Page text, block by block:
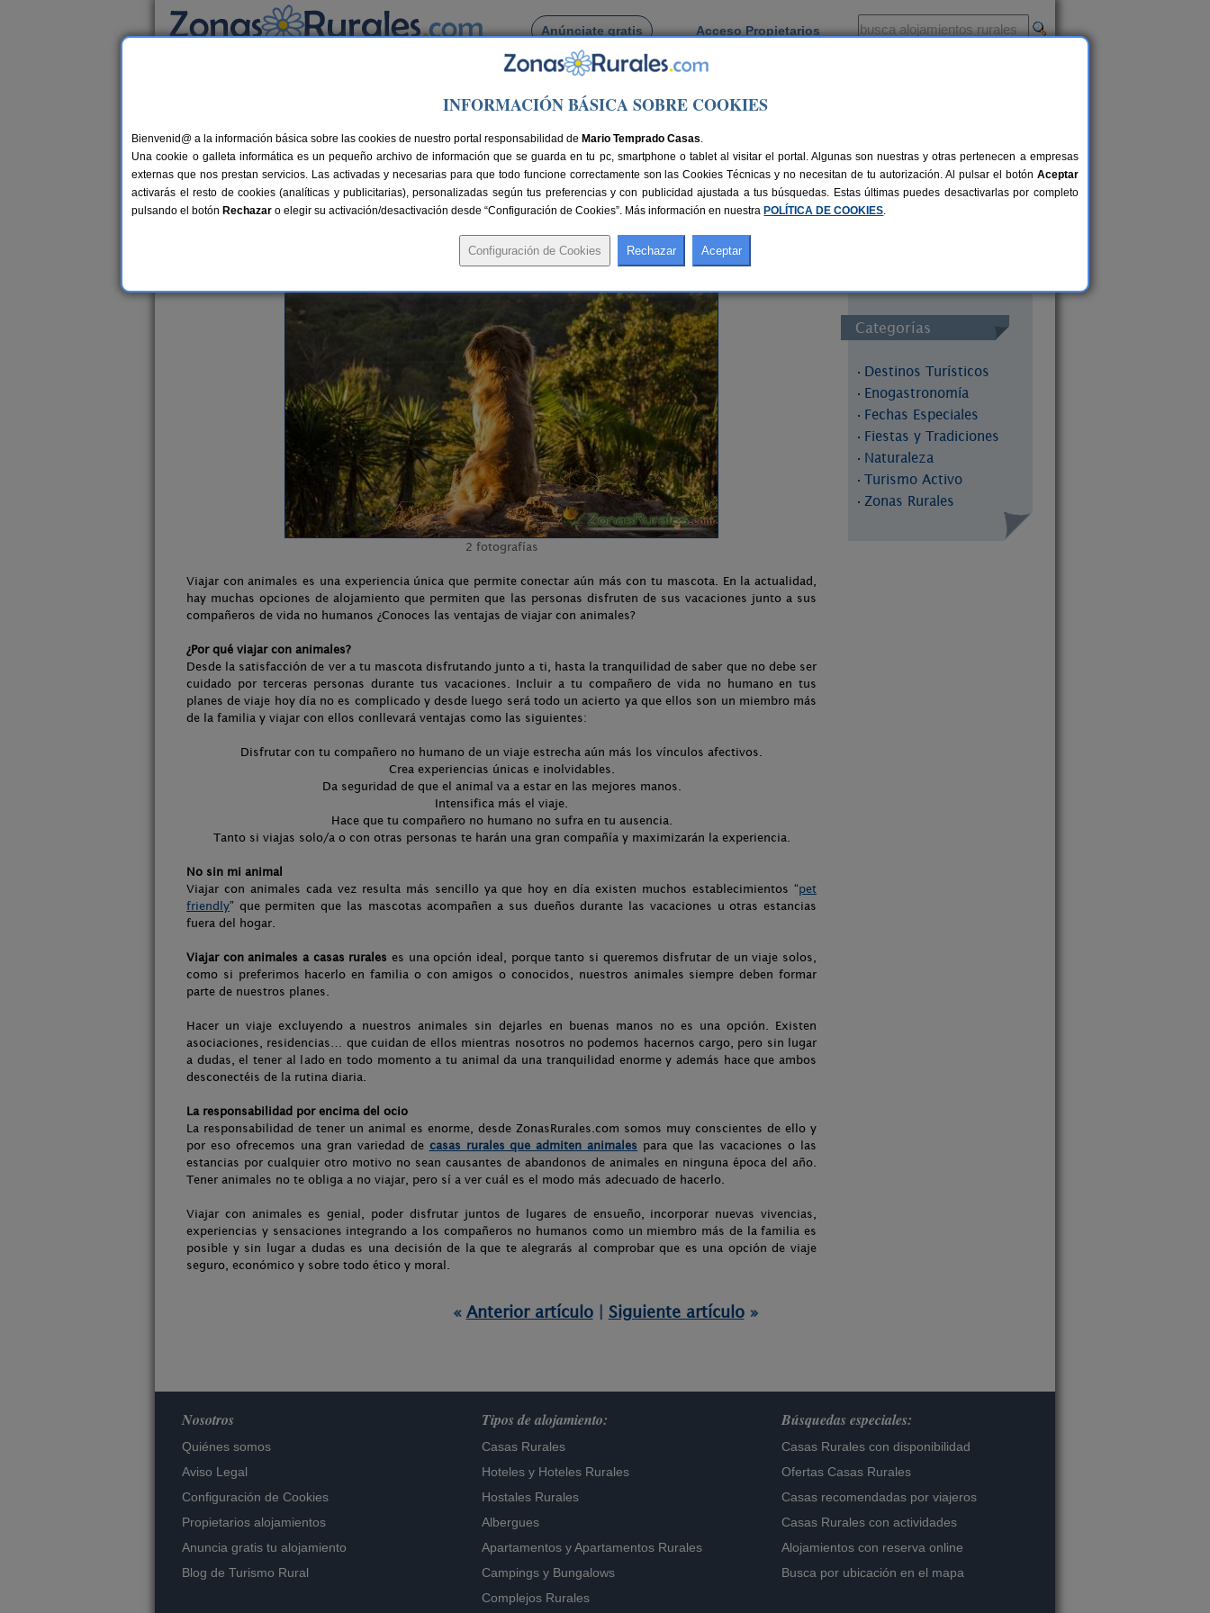
Anúnciate gratis Acceso Propietarios
Busca por pueblo
Turismo Activo> Las ventajas de viajar con animales
Blog de Turismo Rural
Las ventajas de viajar con animales
Sergio Delgado
2 fotografías
Viajar con animales es una experiencia única que permite conectar aún más con tu mascota. En la actualidad,
hay muchas opciones de alojamiento que permiten que las personas disfruten de sus vacaciones junto a sus
compañeros de vida no humanos ¿Conoces las ventajas de viajar con animales?
¿Por qué viajar con animales?
Desde la satisfacción de ver a tu mascota disfrutando junto a ti, hasta la tranquilidad de saber que no debe ser
cuidado por terceras personas durante tus vacaciones. Incluir a tu compañero de vida no humano en tus
planes de viaje hoy día no es complicado y desde luego será todo un acierto ya que ellos son un miembro más
de la familia y viajar con ellos conllevará ventajas como las siguientes:
Disfrutar con tu compañero no humano de un viaje estrecha aún más los vínculos afectivos.
Crea experiencias únicas e inolvidables.
Da seguridad de que el animal va a estar en las mejores manos.
Intensifica más el viaje.
Hace que tu compañero no humano no sufra en tu ausencia.
Tanto si viajas solo/a o con otras personas te harán una gran compañía y maximizarán la experiencia.
No sin mi animal
Viajar con animales cada vez resulta más sencillo ya que hoy en día existen muchos establecimientos “pet
friendly” que permiten que las mascotas acompañen a sus dueños durante las vacaciones u otras estancias
fuera del hogar.
Viajar con animales a casas rurales es una opción ideal, porque tanto si queremos disfrutar de un viaje solos,
como si preferimos hacerlo en familia o con amigos o conocidos, nuestros animales siempre deben formar
parte de nuestros planes.
Hacer un viaje excluyendo a nuestros animales sin dejarles en buenas manos no es una opción. Existen
asociaciones, residencias… que cuidan de ellos mientras nosotros no podemos hacernos cargo, pero sin lugar
a dudas, el tener al lado en todo momento a tu animal da una tranquilidad enorme y además hace que ambos
desconectéis de la rutina diaria.
La responsabilidad por encima del ocio
La responsabilidad de tener un animal es enorme, desde ZonasRurales.com somos muy conscientes de ello y
por eso ofrecemos una gran variedad de casas rurales que admiten animales para que las vacaciones o las
estancias por cualquier otro motivo no sean causantes de abandonos de animales en ninguna época del año.
Tener animales no te obliga a no viajar, pero sí a ver cuál es el modo más adecuado de hacerlo.
Viajar con animales es genial, poder disfrutar juntos de lugares de ensueño, incorporar nuevas vivencias,
experiencias y sensaciones integrando a los compañeros no humanos como un miembro más de la familia es
posible y sin lugar a dudas es una decisión de la que te alegrarás al comprobar que es una opción de viaje
seguro, económico y sobre todo ético y moral.
Redes Sociales
Categorías
· Destinos Turísticos
· Enogastronomía
· Fechas Especiales
· Fiestas y Tradiciones
· Naturaleza
· Turismo Activo
· Zonas Rurales
« Anterior artículo| Siguiente artículo»
Nosotros
Quiénes somos
Aviso Legal
Configuración de Cookies
Propietarios alojamientos
Anuncia gratis tu alojamiento
Blog de Turismo Rural
Tipos de alojamiento:
Casas Rurales
Hoteles y Hoteles Rurales
Hostales Rurales
Albergues
Apartamentos yApartamentos Rurales
Campings y Bungalows
Complejos Rurales
Búsquedas especiales:
Casas Rurales con disponibilidad
Ofertas Casas Rurales
Casas recomendadas por viajeros
Casas Rurales con actividades
Alojamientos con reserva online
Busca por ubicación en el mapa
INFORMACIÓN BÁSICA SOBRE COOKIES
Bienvenid@ a la información básica sobre las cookies de nuestro portal responsabilidad de Mario Temprado Casas.
Una cookie o galleta informática es un pequeño archivo de información que se guarda en tu pc, smartphone o tablet al visitar el portal. Algunas son nuestras y otras pertenecen a empresas
externas que nos prestan servicios. Las activadas y necesarias para que todo funcione correctamente son las Cookies Técnicas y no necesitan de tu autorización. Al pulsar el botón Aceptar
activarás el resto de cookies (analíticas y publicitarias), personalizadas según tus preferencias y con publicidad ajustada a tus búsquedas. Estas últimas puedes desactivarlas por completo
pulsando el botón Rechazar o elegir su activación/desactivación desde “Configuración de Cookies”. Más información en nuestra POLÍTICA DE COOKIES.